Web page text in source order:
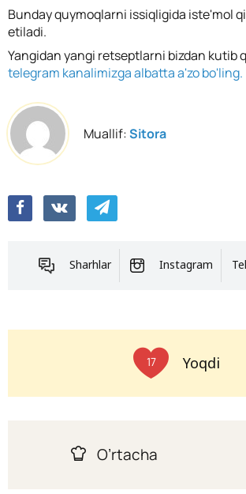
Bunday quymoqlarni issiqligida iste'mol
etiladi.
Yangidan yangi retseptlarni bizdan kutib
telegram kanalimizga albatta a'zo bo'ling.
Muallif:Sitora
Sharhlar Instagram
17 Yoqdi
O’rtacha